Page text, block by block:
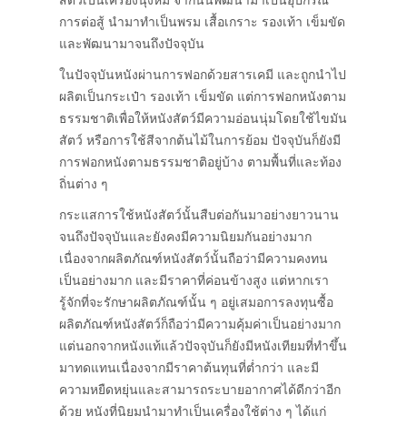
การต่อสู้ นำมาทำเป็นพรม เสื้อเกราะ รองเท้า เข็มขัด
และพัฒนามาจนถึงปัจจุบัน
ในปัจจุบันหนังผ่านการฟอกด้วยสารเคมี และถูกนำไป
ผลิตเป็นกระเป๋า รองเท้า เข็มขัด แต่การฟอกหนังตาม
ธรรมชาติเพื่อให้หนังสัตว์มีความอ่อนนุ่มโดยใช้ไขมัน
สัตว์ หรือการใช้สีจากต้นไม้ในการย้อม ปัจจุบันก็ยังมี
การฟอกหนังตามธรรมชาติอยู่บ้าง ตามพื้นที่และท้อง
ถิ่นต่าง ๆ
กระแสการใช้หนังสัตว์นั้นสืบต่อกันมาอย่างยาวนาน
จนถึงปัจจุบันและยังคงมีความนิยมกันอย่างมาก
เนื่องจากผลิตภัณฑ์หนังสัตว์นั้นถือว่ามีความคงทน
เป็นอย่างมาก และมีราคาที่ค่อนข้างสูง แต่หากเรา
รู้จักที่จะรักษาผลิตภัณฑ์นั้น ๆ อยู่เสมอการลงทุนซื้อ
ผลิตภัณฑ์หนังสัตว์ก็ถือว่ามีความคุ้มค่าเป็นอย่างมาก
แต่นอกจากหนังแท้แล้วปัจจุบันก็ยังมีหนังเทียมที่ทำขึ้น
มาทดแทนเนื่องจากมีราคาต้นทุนที่ต่ำกว่า และมี
ความหยืดหยุ่นและสามารถระบายอากาศได้ดีกว่าอีก
ด้วย หนังที่นิยมนำมาทำเป็นเครื่องใช้ต่าง ๆ ได้แก่